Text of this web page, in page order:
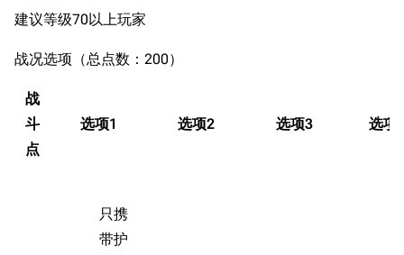
建议等级70以上玩家
战况选项（总点数：200）
战
斗
点
选项1 选项2 选项3 选项
只携
带护